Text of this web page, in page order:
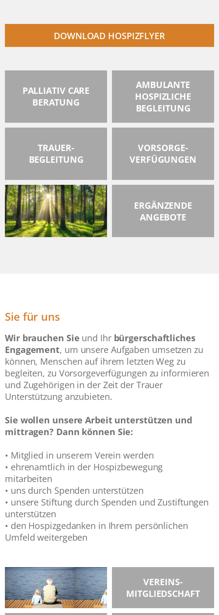
DOWNLOAD HOSPIZFLYER
PALLIATIV CARE
BERATUNG
AMBULANTE
HOSPIZLICHE
BEGLEITUNG
TRAUER-
BEGLEITUNG
VORSORGE-
VERFÜGUNGEN
ERGÄNZENDE
ANGEBOTE
Sie für uns
Wir brauchen Sie und Ihr bürgerschaftliches
Engagement, um unsere Aufgaben umsetzen zu
können, Menschen auf ihrem letzten Weg zu
begleiten, zu Vorsorgeverfügungen zu informieren
und Zugehörigen in der Zeit der Trauer
Unterstützung anzubieten.
Sie wollen unsere Arbeit unterstützen und
mittragen? Dann können Sie:
• Mitglied in unserem Verein werden
• ehrenamtlich in der Hospizbewegung
mitarbeiten
• uns durch Spenden unterstützen
• unsere Stiftung durch Spenden und Zustiftungen
unterstützen
• den Hospizgedanken in Ihrem persönlichen
Umfeld weitergeben
VEREINS-
MITGLIEDSCHAFT